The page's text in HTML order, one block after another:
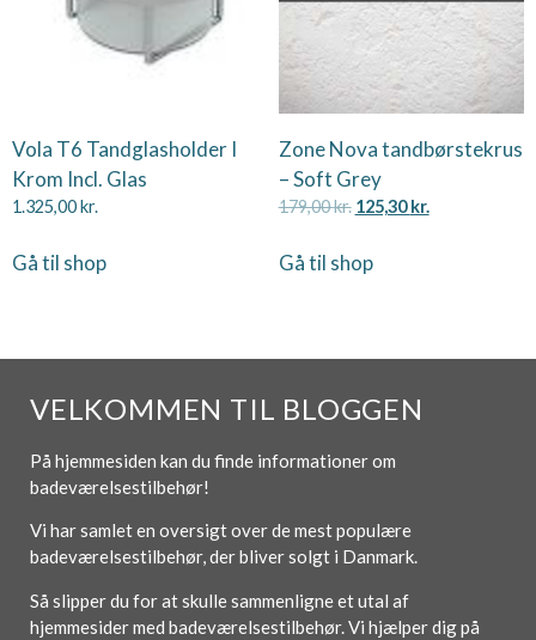
Vola T6 Tandglasholder I
Krom Incl. Glas
1.325,00kr.
Gå til shop
Zone Nova tandbørstekrus
– Soft Grey
179,00kr. 125,30kr.
Gå til shop
VELKOMMEN TIL BLOGGEN
På hjemmesiden kan du finde informationer om
badeværelsestilbehør!
Vi har samlet en oversigt over de mest populære
badeværelsestilbehør, der bliver solgt i Danmark.
Så slipper du for at skulle sammenligne et utal af
hjemmesider med badeværelsestilbehør. Vi hjælper dig på